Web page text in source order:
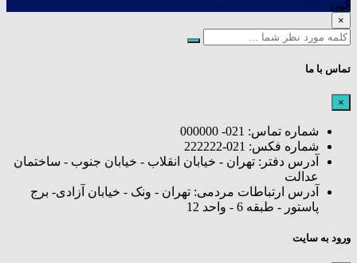
کپی
×
تماس با ما
×
شماره تماس: 021- 000000
شماره فکس: 021-222222
آدرس دفتر: تهران - خیابان انقلاب - خیابان جنوب - ساختمان
عدالت
آدرس ارتباطات مردمی: تهران - ونک - خیابان آزادی- برج
پاستور - طبقه 6 - واحد 12
ورود به سایت